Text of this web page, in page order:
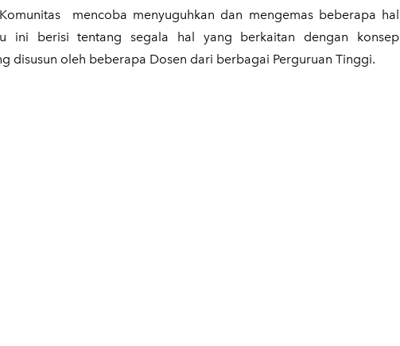
mencoba menyuguhkan dan mengemas beberapa hal
ini berisi tentang segala hal yang berkaitan dengan konsep
disusun oleh beberapa Dosen dari berbagai Perguruan Tinggi.